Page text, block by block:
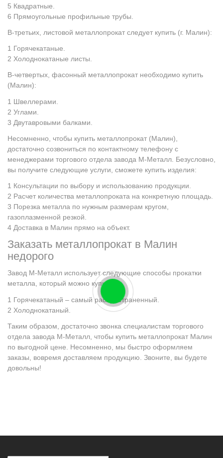
Квадратные.
Прямоугольные профильные трубы.
В-третьих, листовой металлопрокат следует купить (г. Малин):
Горячекатаные.
Холоднокатаные листы.
В-четвертых, фасонный металлопрокат необходимо купить
(Малин):
Швеллерами.
Углами.
Двутавровыми балками.
Несомненно, чтобы купить металлопрокат (Малин),
достаточно созвониться по контактному телефону с
менеджерами торгового отдела завода М-Металл. Безусловно,
вы получите следующие услуги, сможете купить изделия:
Консультации по выбору и использованию продукции.
Расчет количества металлопроката на конкретную площадь.
Порезка металла по нужным размерам кругом,
газоплазменной резкой.
Доставка в Малин прямо на объект.
Заказать металлопрокат в Малин
недорого
Завод М-Металл использует следующие способы прокатки
металла, который можно купить:
Горячекатаный – самый распространенный.
Холоднокатаный.
Таким образом, достаточно звонка специалистам торгового
отдела завода М-Металл, чтобы купить металлопрокат Малин
по выгодной цене. Несомненно, мы быстро оформляем
заказы, вовремя доставляем продукцию. Звоните, вы будете
довольны!